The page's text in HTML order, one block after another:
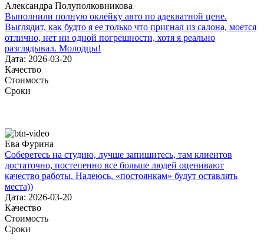
Александра Полуполковникова
Выполнили полную оклейку авто по адекватной цене.
Выглядит, как будто я ее только что пригнал из салона, моется
отлично, нет ни одной погрешности, хотя я реально
разглядывал. Молодцы!
Дата: 2026-03-20
Качество
Стоимость
Сроки
Ева Фурина
Соберетесь на студию, лучше запишитесь, там клиентов
достаточно, постепенно все больше людей оценивают
качество работы. Надеюсь, «постоянкам» будут оставлять
места))
Дата: 2026-03-20
Качество
Стоимость
Сроки